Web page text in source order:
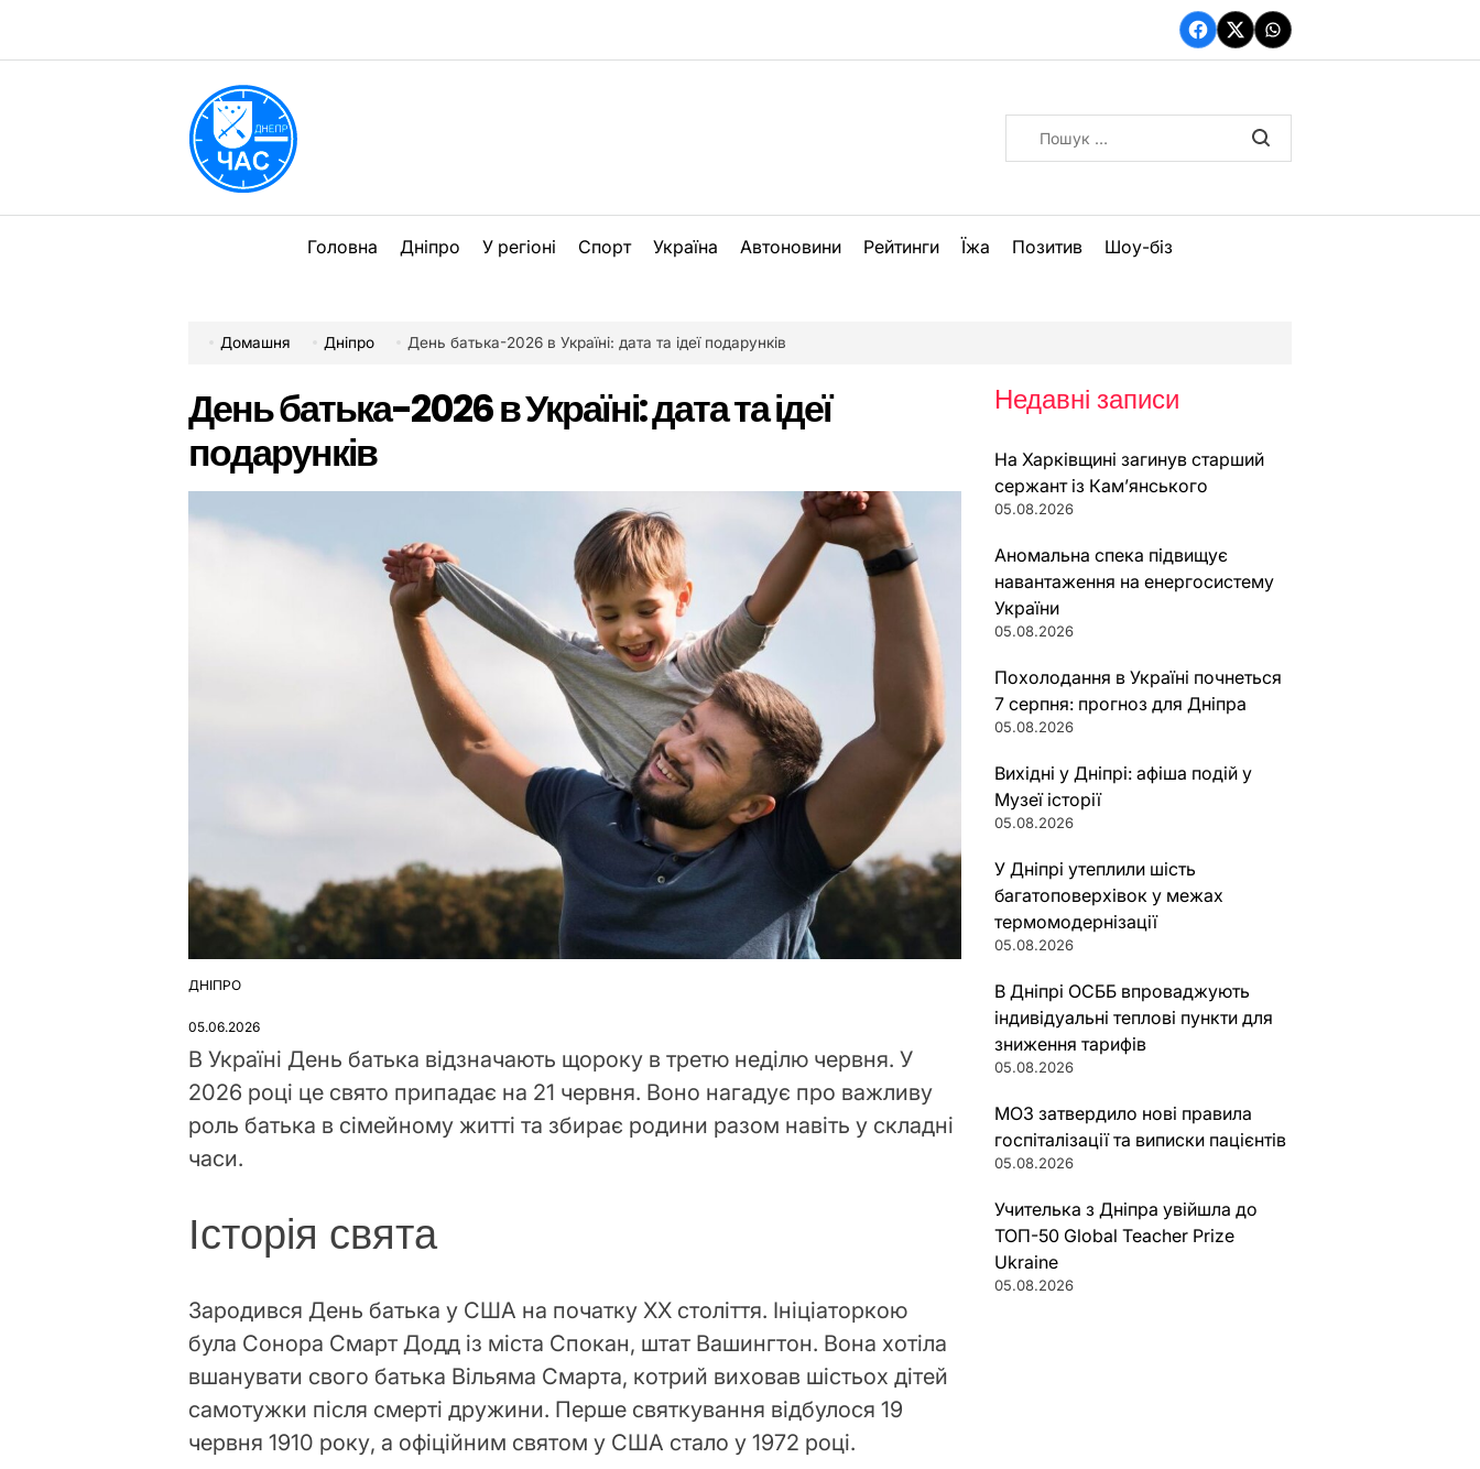
вмісту
Facebook
TwitterWhatsApp
Головна Дніпро У регіоні Спорт Україна Автоновини Рейтинги Їжа Позитив Шоу-біз
Домашня Дніпро День батька-2026 в Україні: дата та ідеї подарунків
День батька-2026 в Україні: дата та ідеї
подарунків
ОПУБЛІКУВАТИ
ДНІПРО
05.06.2026
В Україні День батька відзначають щороку в третю неділю червня. У
2026 році це свято припадає на 21 червня. Воно нагадує про важливу
роль батька в сімейному житті та збирає родини разом навіть у складні
часи.
Історія свята
Зародився День батька у США на початку XX століття. Ініціаторкою
була Сонора Смарт Додд із міста Спокан, штат Вашингтон. Вона хотіла
вшанувати свого батька Вільяма Смарта, котрий виховав шістьох дітей
самотужки після смерті дружини. Перше святкування відбулося 19
червня 1910 року, а офіційним святом у США стало у 1972 році.
Недавні записи
На Харківщині загинув старший
сержант із Кам’янського
05.08.2026
Аномальна спека підвищує
навантаження на енергосистему
України
05.08.2026
Похолодання в Україні почнеться
7 серпня: прогноз для Дніпра
05.08.2026
Вихідні у Дніпрі: афіша подій у
Музеї історії
05.08.2026
У Дніпрі утеплили шість
багатоповерхівок у межах
термомодернізації
05.08.2026
В Дніпрі ОСББ впроваджують
індивідуальні теплові пункти для
зниження тарифів
05.08.2026
МОЗ затвердило нові правила
госпіталізації та виписки пацієнтів
05.08.2026
Учителька з Дніпра увійшла до
ТОП-50 Global Teacher Prize
Ukraine
05.08.2026